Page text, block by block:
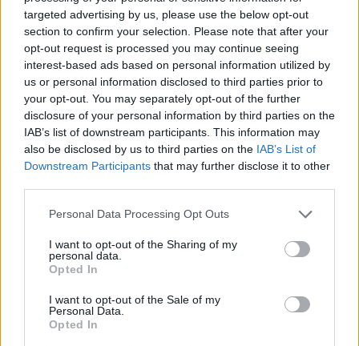
targeted advertising by us, please use the below opt-out
section to confirm your selection. Please note that after your
opt-out request is processed you may continue seeing
interest-based ads based on personal information utilized by
us or personal information disclosed to third parties prior to
your opt-out. You may separately opt-out of the further
disclosure of your personal information by third parties on the
IAB’s list of downstream participants. This information may
also be disclosed by us to third parties on the IAB’s List of
Downstream Participants that may further disclose it to other
Please note that this website/app uses one or more Google
not limited to your visit or usage behaviour. You may click to
grant or deny consent to Google and its third-party tags to
use your data for below specified purposes in below Google
consent section.
Personal Data Processing Opt Outs
I want to opt-out of the Sharing of my
personal data.
Opted In
I want to opt-out of the Sale of my
Personal Data.
Opted In
menni. És ez attól függetlenül visszatetsző, hogy
téged nem közpénzből fizetnek (nem mintha amúgy
ennek bármi köze lenne a dologhoz).
sixx
10 éve
@SomiTomi : soha nem is tagadtam.
Patrick Bateman
10 éve
@sixx: ez tényleg tipikusan az, amit épp nektek nem
megdolgozik persze a lófaszért, és mindezt
közpénzen, de akkor is... a Hunterről szóló postban,